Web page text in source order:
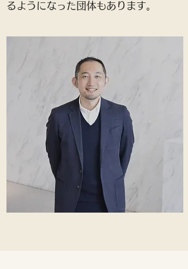
るようになった団体もあります。